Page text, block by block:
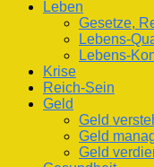
Leben
Gesetze,
Lebens-
Lebens-
Krise
Reich-Sein
Geld
Geld
Geld
Geld